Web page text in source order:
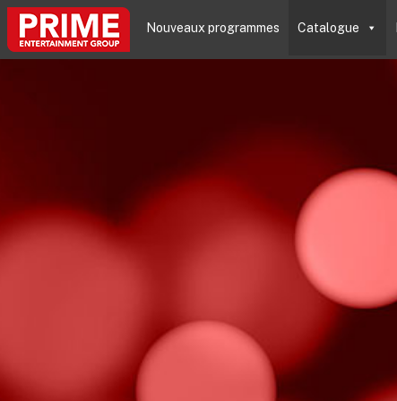
Nouveaux programmes Catalogue